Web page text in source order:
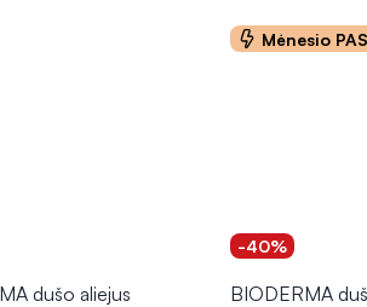
dušo aliejus
Mėnesio
-40%
BIODERMA